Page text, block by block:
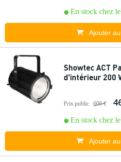
En stock chez
Ajouter
Showtec ACT
d'intérieur 200
Prix public 606 €
En stock chez
Ajouter